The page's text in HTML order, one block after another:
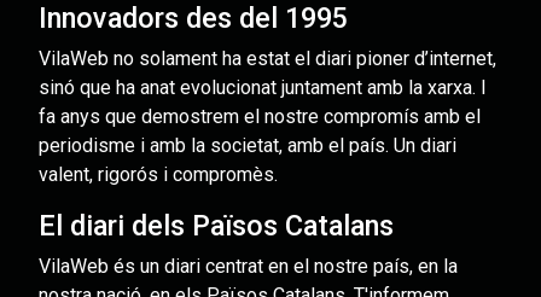
Innovadors des del 1995
VilaWeb no solament ha estat el diari pioner d’internet,
sinó que ha anat evolucionat juntament amb la xarxa. I
fa anys que demostrem el nostre compromís amb el
periodisme i amb la societat, amb el país. Un diari
valent, rigorós i compromès.
El diari dels Països Catalans
VilaWeb és un diari centrat en el nostre país, en la